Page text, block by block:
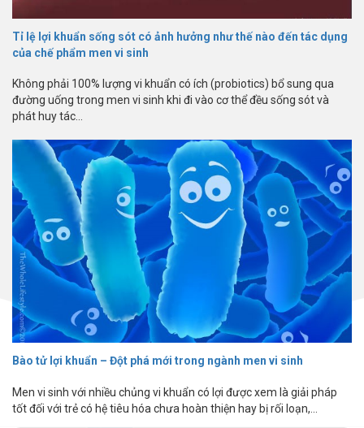
Tỉ lệ lợi khuẩn sống sót có ảnh hưởng như thế nào đến tác dụng
của chế phẩm men vi sinh
Không phải 100% lượng vi khuẩn có ích (probiotics) bổ sung qua
đường uống trong men vi sinh khi đi vào cơ thể đều sống sót và
phát huy tác...
Bào tử lợi khuẩn – Đột phá mới trong ngành men vi sinh
Men vi sinh với nhiều chủng vi khuẩn có lợi được xem là giải pháp
tốt đối với trẻ có hệ tiêu hóa chưa hoàn thiện hay bị rối loạn,...